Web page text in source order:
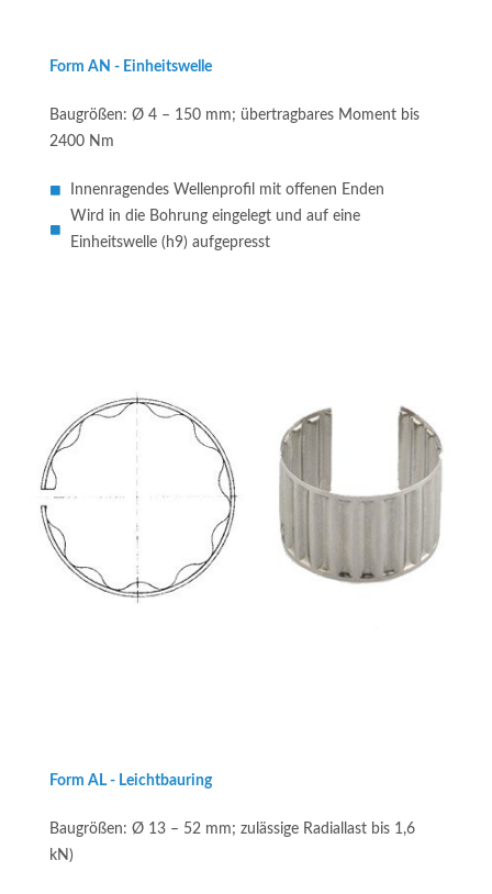
Form AN - Einheitswelle
Baugrößen: Ø 4 – 150 mm; übertragbares Moment bis
2400 Nm
Innenragendes Wellenprofil mit offenen Enden
Wird in die Bohrung eingelegt und auf eine
Einheitswelle (h9) aufgepresst
Form AL - Leichtbauring
Baugrößen: Ø 13 – 52 mm; zulässige Radiallast bis 1,6
kN)